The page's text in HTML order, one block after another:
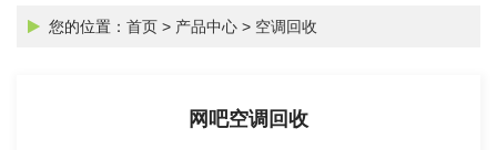
您的位置： 首页 > 产品中心 > 空调回收
网吧空调回收